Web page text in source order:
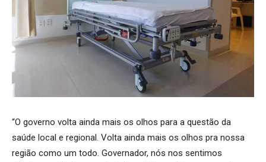
“O governo volta ainda mais os olhos para a questão da
saúde local e regional. Volta ainda mais os olhos pra nossa
região como um todo. Governador, nós nos sentimos